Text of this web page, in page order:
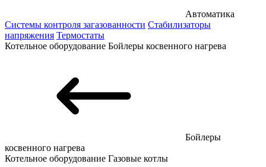
Автоматика
Системы контроля загазованности Стабилизаторы
напряжения Термостаты
Котельное оборудование Бойлеры косвенного нагрева
Бойлеры
косвенного нагрева
Котельное оборудование Газовые котлы